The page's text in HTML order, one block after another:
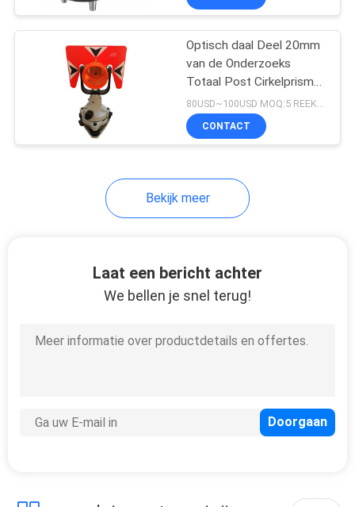
Optisch daal Deel 20mm
van de Onderzoeks
Totaal Post Cirkelprisma
sterk
80USD~100USD MOQ:5 REEKSEN
CONTACT
Bekijk meer
Laat een bericht achter
We bellen je snel terug!